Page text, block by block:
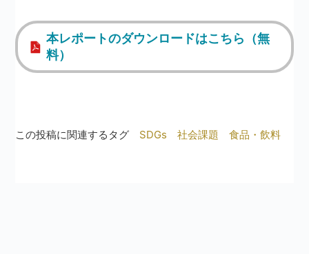
本レポートのダウンロードはこちら（無
料）
この投稿に関連するタグ SDGs 社会課題 食品・飲料